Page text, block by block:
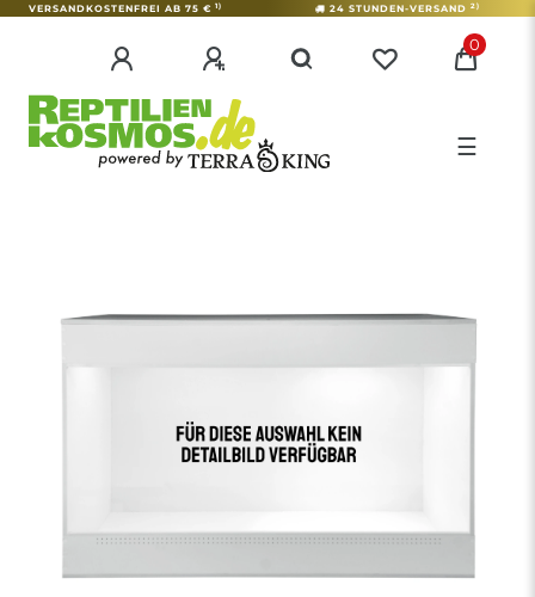
VERSANDKOSTENFREI AB 75 € 1) 24 STUNDEN-VERSAND 2)
0
☰